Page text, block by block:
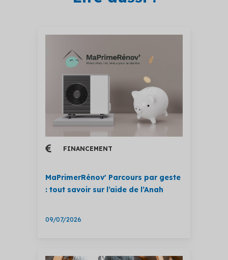
FINANCEMENT
MaPrimerRénov' Parcours par geste
: tout savoir sur l’aide de l’Anah
09/07/2026